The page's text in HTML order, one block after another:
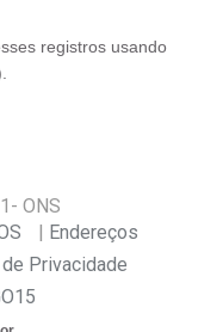
registros usando
- ONS
Endereços
Privacidade